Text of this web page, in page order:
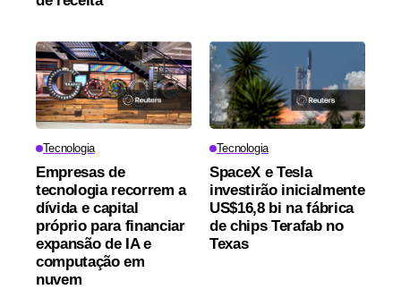
Tecnologia
Empresas de
tecnologia recorrem a
dívida e capital
próprio para financiar
expansão de IA e
computação em
nuvem
Tecnologia
SpaceX e Tesla
investirão inicialmente
US$16,8 bi na fábrica
de chips Terafab no
Texas